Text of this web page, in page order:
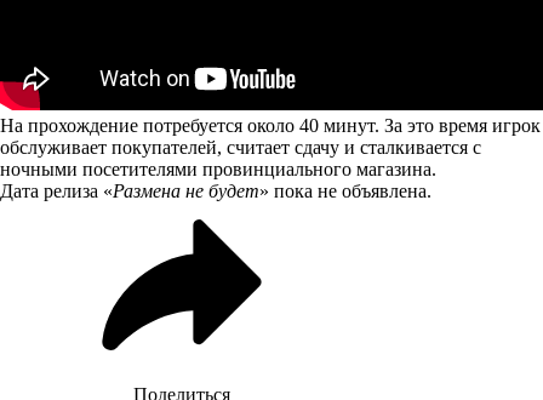
На прохождение потребуется около 40 минут. За это время игрок
обслуживает покупателей, считает сдачу и сталкивается с
ночными посетителями провинциального магазина.
Дата релиза «Размена не будет» пока не объявлена.
Поделиться